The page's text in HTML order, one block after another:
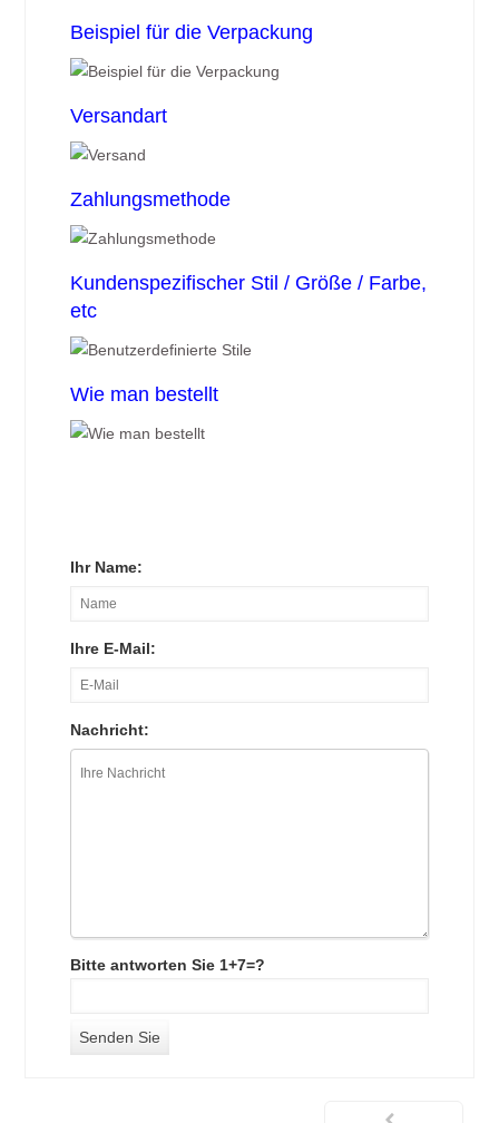
Beispiel für die Verpackung
Versandart
Zahlungsmethode
Kundenspezifischer Stil / Größe / Farbe,
etc
Wie man bestellt
Ihr Name:
Ihre E-Mail:
Nachricht:
Bitte antworten Sie 1+7=?